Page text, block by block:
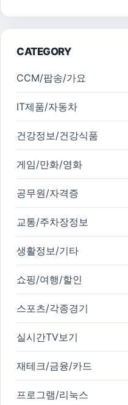
CATEGORY
CCM/팝송/가요
IT제품/자동차
건강정보/건강식품
게임/만화/영화
공무원/자격증
교통/주차장정보
생활정보/기타
쇼핑/여행/할인
스포츠/각종경기
실시간TV보기
재테크/금융/카드
프로그램/리눅스